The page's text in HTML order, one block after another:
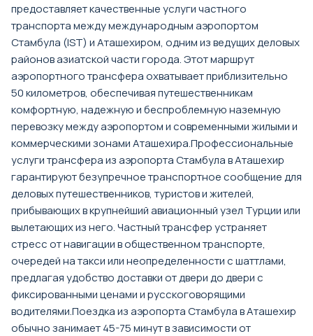
предоставляет качественные услуги частного
транспорта между международным аэропортом
Стамбула (IST) и Аташехиром, одним из ведущих деловых
районов азиатской части города. Этот маршрут
аэропортного трансфера охватывает приблизительно
50 километров, обеспечивая путешественникам
комфортную, надежную и беспроблемную наземную
перевозку между аэропортом и современными жилыми и
коммерческими зонами Аташехира.Профессиональные
услуги трансфера из аэропорта Стамбула в Аташехир
гарантируют безупречное транспортное сообщение для
деловых путешественников, туристов и жителей,
прибывающих в крупнейший авиационный узел Турции или
вылетающих из него. Частный трансфер устраняет
стресс от навигации в общественном транспорте,
очередей на такси или неопределенности с шаттлами,
предлагая удобство доставки от двери до двери с
фиксированными ценами и русскоговорящими
водителями.Поездка из аэропорта Стамбула в Аташехир
обычно занимает 45-75 минут в зависимости от